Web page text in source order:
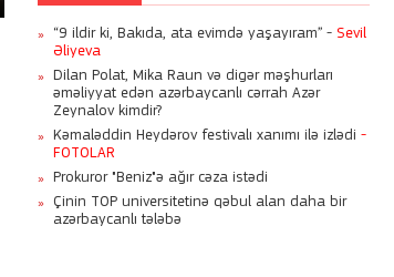
“Vital Hospital”da qanun
pozuntuları aşkarlanıb
23:17
“Ekranda əzilmiş, döyülmüş
qadın görməyi xoşlayırıq"
13:55
Kəmaləddin Heydərov
festivalı xanımı ilə izlədi
“9 ildir ki, Bakıda, ata evimdə yaşayıram” - Sevil
Əliyeva
Dilan Polat, Mika Raun və digər məşhurları
əməliyyat edən azərbaycanlı cərrah Azər
Zeynalov kimdir?
Kəmaləddin Heydərov festivalı xanımı ilə izlədi -
FOTOLAR
Prokuror "Beniz"ə ağır cəza istədi
Çinin TOP universitetinə qəbul alan daha bir
azərbaycanlı tələbə